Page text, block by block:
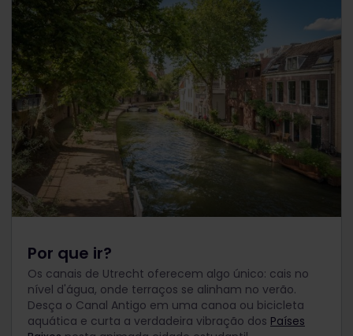
Por que ir?
Os canais de Utrecht oferecem algo único: cais no
nível d'água, onde terraços se alinham no verão.
Desça o Canal Antigo em uma canoa ou bicicleta
aquática e curta a verdadeira vibração dos Países